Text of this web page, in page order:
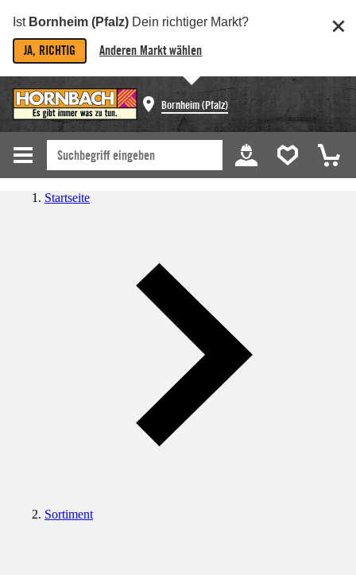
Ist Bornheim (Pfalz) Dein richtiger Markt?
JA, RICHTIG Anderen Markt wählen
Bornheim (Pfalz)
Startseite
Sortiment